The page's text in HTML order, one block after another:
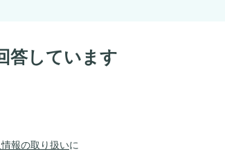
答しています
報の取り扱いに